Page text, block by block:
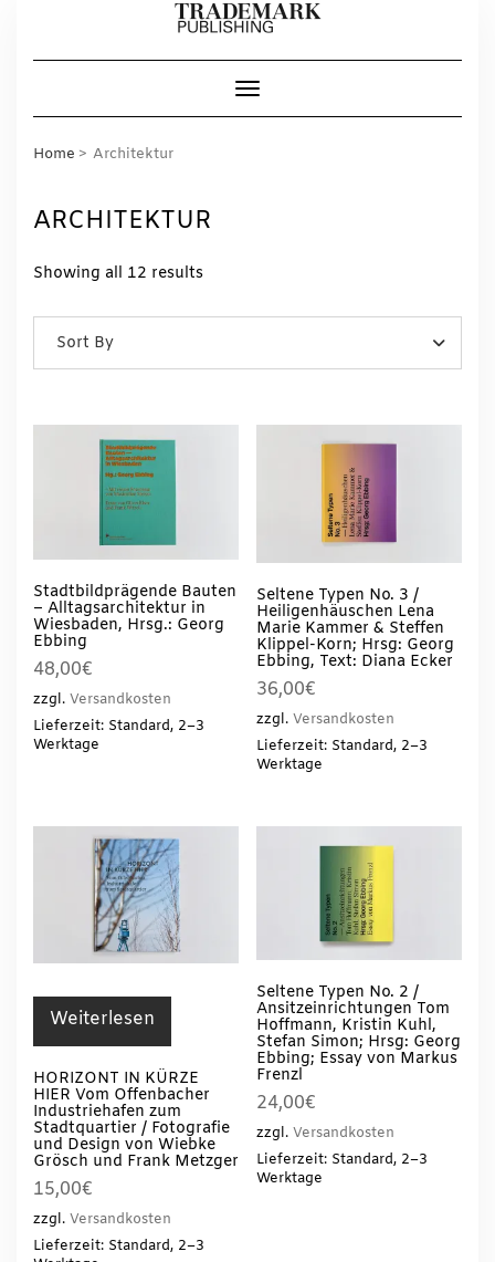
Toggle Navigation
Home Architektur
ARCHITEKTUR
Showing all 12 results
Sort By
Stadtbildprägende Bauten
– Alltagsarchitektur in
Wiesbaden, Hrsg.: Georg
Ebbing
48,00€
zzgl. Versandkosten
Lieferzeit: Standard, 2–3
Werktage
Seltene Typen No. 3 /
Heiligenhäuschen Lena
Marie Kammer & Steffen
Klippel-Korn; Hrsg: Georg
Ebbing, Text: Diana Ecker
36,00€
zzgl. Versandkosten
Lieferzeit: Standard, 2–3
Werktage
Weiterlesen
HORIZONT IN KÜRZE
HIER Vom Offenbacher
Industriehafen zum
Stadtquartier / Fotografie
und Design von Wiebke
Grösch und Frank Metzger
15,00€
zzgl. Versandkosten
Lieferzeit: Standard, 2–3
Seltene Typen No. 2 /
Ansitzeinrichtungen Tom
Hoffmann, Kristin Kuhl,
Stefan Simon; Hrsg: Georg
Ebbing; Essay von Markus
Frenzl
24,00€
zzgl. Versandkosten
Lieferzeit: Standard, 2–3
Werktage